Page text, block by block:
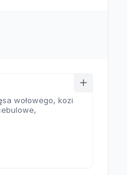
wołowego, kozi